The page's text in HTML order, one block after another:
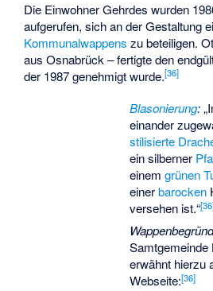
Die Einwohner Gehrdes wurden
aufgerufen, sich an der Gestaltung
Kommunalwappens zu beteiligen.
aus Osnabrück – fertigte den
der 1987 genehmigt wurde.[36]
Blasonierung:
einander
stilisierte
ein silberner
einemgrünen
einerbarocken
versehen ist.“[36
Samtgemeinde
erwähnt hierzu
Webseite:[36]